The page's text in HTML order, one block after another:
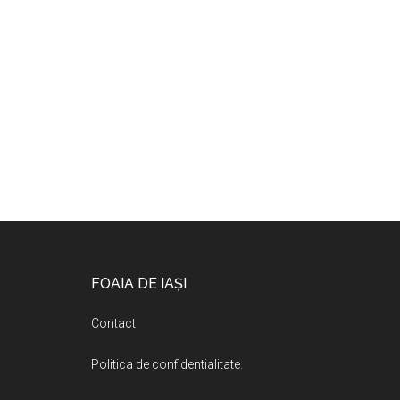
FOAIA DE IAȘI
Contact
Politica de confidentialitate